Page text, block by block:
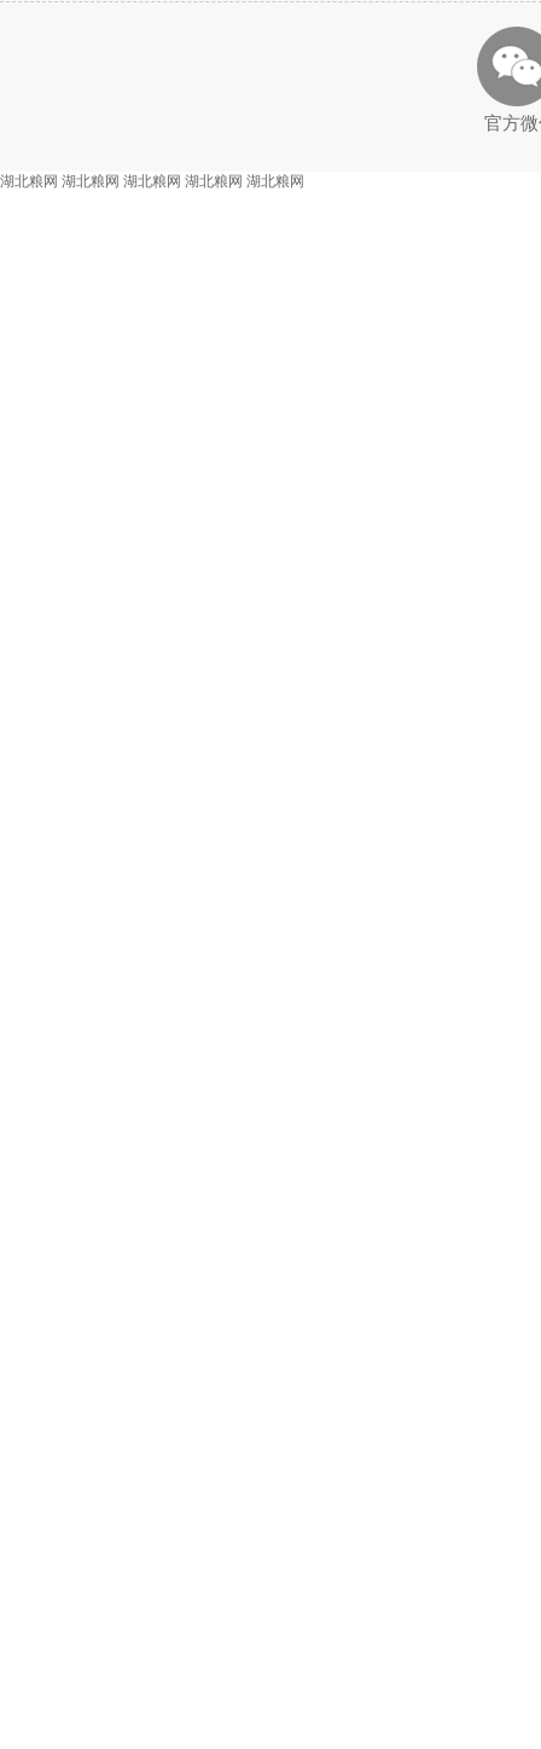
官方
湖北粮网 湖北粮网 湖北粮网 湖北粮网 湖北粮网